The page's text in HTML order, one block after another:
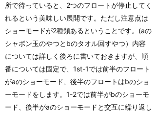
所で待っていると、2つのフロートが停止してく
れるという美味しい展開です。ただし注意点は
ショーモードが2種類あるということです。(aの
シャボン玉のやつとbのタオル回すやつ）内容
については詳しく後ろに書いておきますが、順
番については固定で、1st-1では前半のフロート
がaのショーモード、後半のフロートはbのショ
ーモードをします。1-2では前半がbのショーモ
ード、後半がaのショーモードと交互に繰り返し